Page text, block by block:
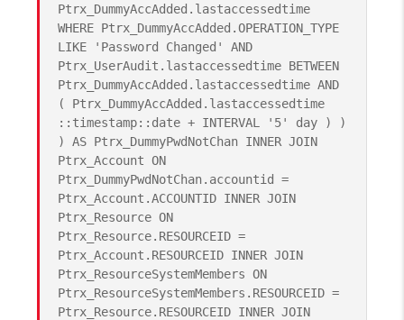
Ptrx_DummyAccAdded.lastaccessedtime
WHERE Ptrx_DummyAccAdded.OPERATION_TYPE
LIKE 'Password Changed' AND
Ptrx_UserAudit.lastaccessedtime BETWEEN
Ptrx_DummyAccAdded.lastaccessedtime AND
( Ptrx_DummyAccAdded.lastaccessedtime
::timestamp::date + INTERVAL '5' day ) )
) AS Ptrx_DummyPwdNotChan INNER JOIN
Ptrx_Account ON
Ptrx_DummyPwdNotChan.accountid =
Ptrx_Account.ACCOUNTID INNER JOIN
Ptrx_Resource ON
Ptrx_Resource.RESOURCEID =
Ptrx_Account.RESOURCEID INNER JOIN
Ptrx_ResourceSystemMembers ON
Ptrx_ResourceSystemMembers.RESOURCEID =
Ptrx_Resource.RESOURCEID INNER JOIN